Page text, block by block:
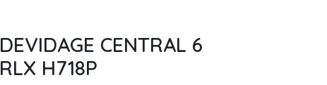
DEVIDAGE CENTRAL 6
RLX H718P